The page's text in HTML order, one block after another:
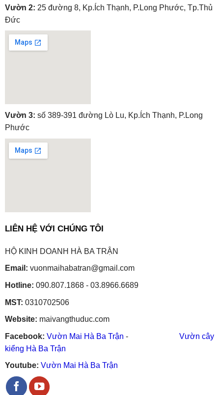
embedgooglemap.net
Vườn 2: 25 đường 8, Kp.Ích Thạnh, P.Long Phước, Tp.Thủ
Đức
embedgooglemap.net
Vườn 3: số 389-391 đường Lò Lu, Kp.Ích Thạnh, P.Long
Phước
embedgooglemap.net
LIÊN HỆ VỚI CHÚNG TÔI
HỘ KINH DOANH HÀ BA TRẬN
Email: vuonmaihabatran@gmail.com
Hotline: 090.807.1868 - 03.8966.6689
MST: 0310702506
Website: maivangthuduc.com
Facebook: Vườn Mai Hà Ba Trận - Vườn cây
kiểng Hà Ba Trận
Youtube: Vườn Mai Hà Ba Trận